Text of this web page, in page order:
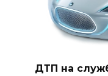
ДТП на